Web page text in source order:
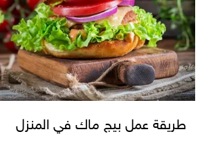
طريقة عمل بيج ماك في المنزل